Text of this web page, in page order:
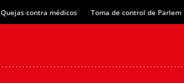
Quejas contra médicos Toma de control de Parlem